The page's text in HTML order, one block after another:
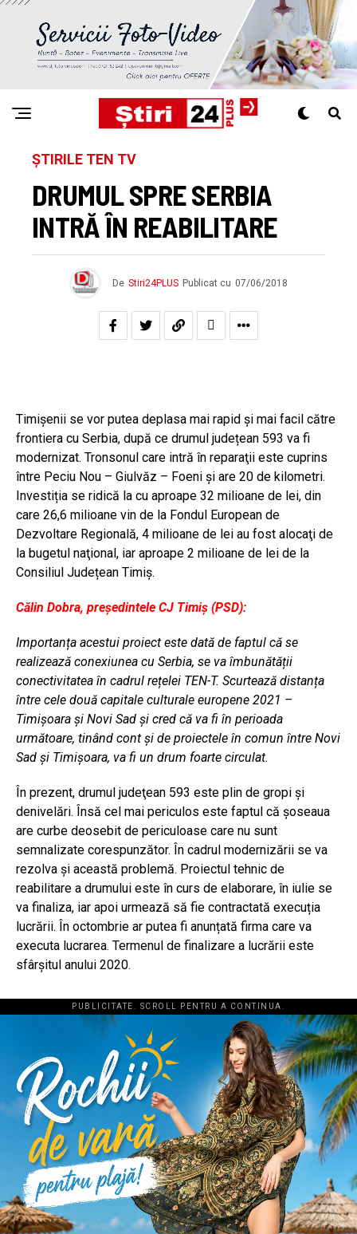
ȘTIRILE TEN TV
DRUMUL SPRE SERBIA
INTRĂ ÎN REABILITARE
De Stiri24PLUS Publicat cu 07/06/2018
Timişenii se vor putea deplasa mai rapid și mai facil către
frontiera cu Serbia, după ce drumul județean 593 va fi
modernizat. Tronsonul care intră în reparaţii este cuprins
între Peciu Nou – Giulvăz – Foeni şi are 20 de kilometri.
Investiția se ridică la cu aproape 32 milioane de lei, din
care 26,6 milioane vin de la Fondul European de
Dezvoltare Regională, 4 milioane de lei au fost alocaţi de
la bugetul naţional, iar aproape 2 milioane de lei de la
Consiliul Județean Timiș.
Călin Dobra, președintele CJ Timiș (PSD):
Importanța acestui proiect este dată de faptul că se
realizează conexiunea cu Serbia, se va îmbunătății
conectivitatea în cadrul rețelei TEN-T. Scurtează distanța
între cele două capitale culturale europene 2021 –
Timișoara și Novi Sad și cred că va fi în perioada
următoare, tinând cont și de proiectele în comun între Novi
Sad și Timișoara, va fi un drum foarte circulat.
În prezent, drumul judeţean 593 este plin de gropi şi
denivelări. Însă cel mai periculos este faptul că şoseaua
are curbe deosebit de periculoase care nu sunt
semnalizate corespunzător. În cadrul modernizării se va
rezolva şi această problemă. Proiectul tehnic de
reabilitare a drumului este în curs de elaborare, în iulie se
va finaliza, iar apoi urmează să fie contractată execuția
lucrării. În octombrie ar putea fi anunțată firma care va
executa lucrarea. Termenul de finalizare a lucrării este
sfârșitul anului 2020.
PUBLICITATE. SCROLL PENTRU A CONTINUA.